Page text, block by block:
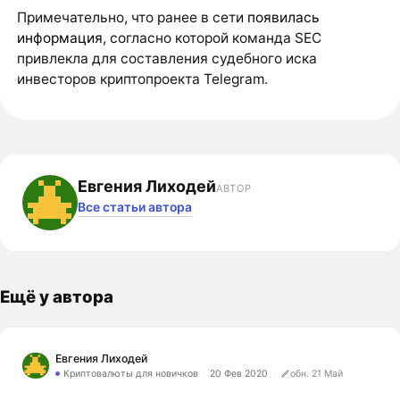
Примечательно, что ранее в сети появилась
информация, согласно которой команда SEC
привлекла для составления судебного иска
инвесторов криптопроекта Telegram.
Евгения ЛиходейАВТОР
Все статьи автора
Ещё у автора
Евгения Лиходей
Криптовалюты для новичков 20 Фев 2020 обн. 21 Май